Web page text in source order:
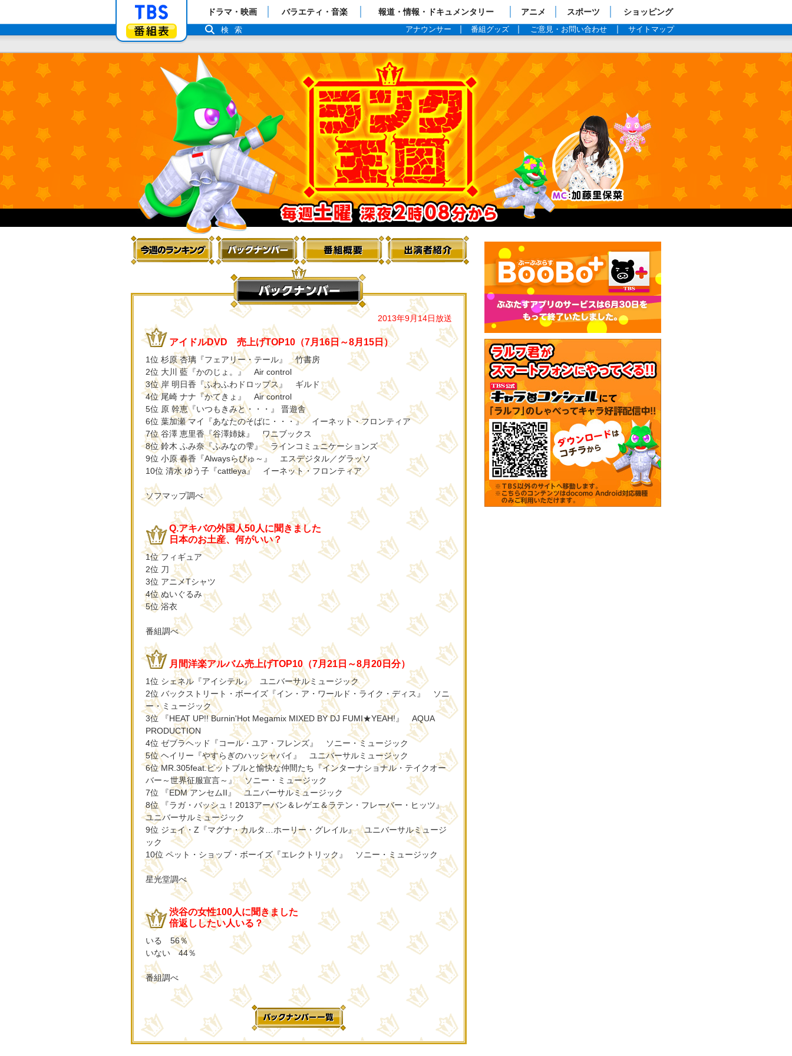
「TBSテレビ」トップページ
番組表
ドラマ・映画 バラエティ・音楽 報道・情報・ドキュメンタリー アニメ スポーツ ショッピング
アナウンサー 番組グッズ ご意見・お問い合わせ サイトマップ
検索
2013年9月14日放送
アイドルDVD 売上げTOP10（7月16日～8月15日）
1位 杉原 杏璃『フェアリー・テール』 竹書房
2位 大川 藍『かのじょ。』 Air control
3位 岸 明日香『ふわふわドロップス』 ギルド
4位 尾崎 ナナ『かてきょ』 Air control
5位 原 幹恵『いつもきみと・・・』 晋遊舎
6位 葉加瀬 マイ『あなたのそばに・・・』 イーネット・フロンティア
7位 谷澤 恵里香『谷澤姉妹』 ワニブックス
8位 鈴木 ふみ奈『ふみなの雫』 ラインコミュニケーションズ
9位 小原 春香『Alwaysらびゅ～』 エスデジタル／グラッソ
10位 清水 ゆう子『cattleya』 イーネット・フロンティア
ソフマップ調べ
Q.アキバの外国人50人に聞きました
日本のお土産、何がいい？
1位 フィギュア
2位 刀
3位 アニメTシャツ
4位 ぬいぐるみ
5位 浴衣
番組調べ
月間洋楽アルバム売上げTOP10（7月21日～8月20日分）
1位 シェネル『アイシテル』 ユニバーサルミュージック
2位 バックストリート・ボーイズ『イン・ア・ワールド・ライク・ディス』 ソニ
ー・ミュージック
3位 『HEAT UP!! Burnin'Hot Megamix MIXED BY DJ FUMI★YEAH!』 AQUA
PRODUCTION
4位 ゼブラヘッド『コール・ユア・フレンズ』 ソニー・ミュージック
5位 ヘイリー『やすらぎのハッシャバイ』 ユニバーサルミュージック
6位 MR.305feat.ピットブルと愉快な仲間たち『インターナショナル・テイクオー
バー～世界征服宣言～』 ソニー・ミュージック
7位 『EDM アンセムII』 ユニバーサルミュージック
8位 『ラガ・バッシュ！2013アーバン＆レゲエ＆ラテン・フレーバー・ヒッツ』
ユニバーサルミュージック
9位 ジェイ・Z『マグナ・カルタ…ホーリー・グレイル』 ユニバーサルミュージ
ック
10位 ペット・ショップ・ボーイズ『エレクトリック』 ソニー・ミュージック
星光堂調べ
渋谷の女性100人に聞きました
倍返ししたい人いる？
いる 56％
いない 44％
番組調べ